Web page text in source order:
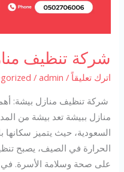
شركة تنظيف
اترك تعليقاً /
/ admin
شركة تنظيف منازل بيشة:
منازل ببيشة تعد بيشة من
السعودية، حيث يتميز سكانها
الحرارة في الصيف، يصبح
على صحة وسلامة الأسرة.